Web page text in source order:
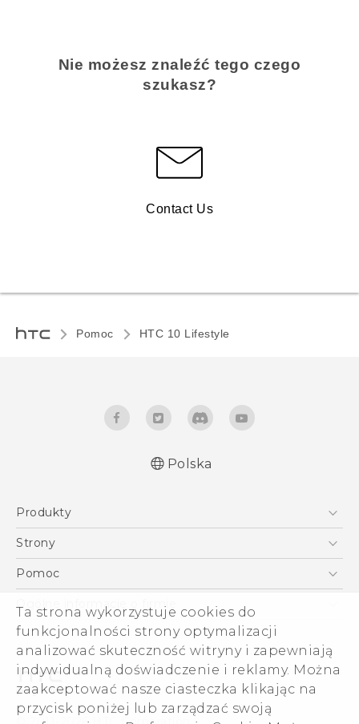
Ta strona wykorzystuje cookies do
funkcjonalności strony optymalizacji
analizować skuteczność witryny i zapewniają
indywidualną doświadczenie i reklamy. Można
zaakceptować nasze ciasteczka klikając na
przycisk poniżej lub zarządzać swoją
Nie możesz znaleźć tego czego
szukasz?
Contact Us
Pomoc HTC 10 Lifestyle‎
Polish - Wytyczne dotyczące bezpieczeństwa i
English - User manual
English - Safety and regulatory guide
Polska
Produkty
Smartfony
VIVE
Akcesoria
Strony
HTC Vive
Pomoc
Pomoc E-commerce
Ogólne informacje o firmie
ESG
Informacje o firmie
Dla inwestorów (angielski)
Cookie Preferences